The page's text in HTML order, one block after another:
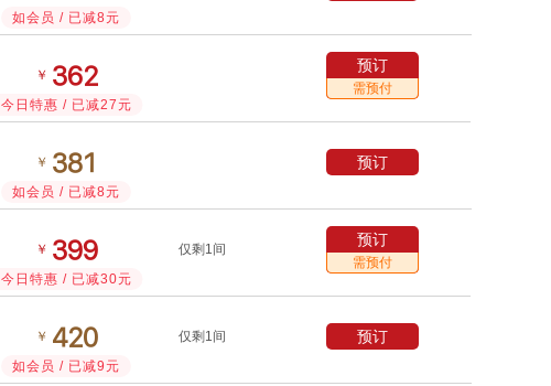
如会员 / 已减8元
￥ 
今日特惠 / 已减27元
预订
需预付
￥ 
如会员 / 已减8元
预订
￥ 
今日特惠 / 已减30元
仅剩1间
预订
需预付
￥ 
如会员 / 已减9元
仅剩1间 预订